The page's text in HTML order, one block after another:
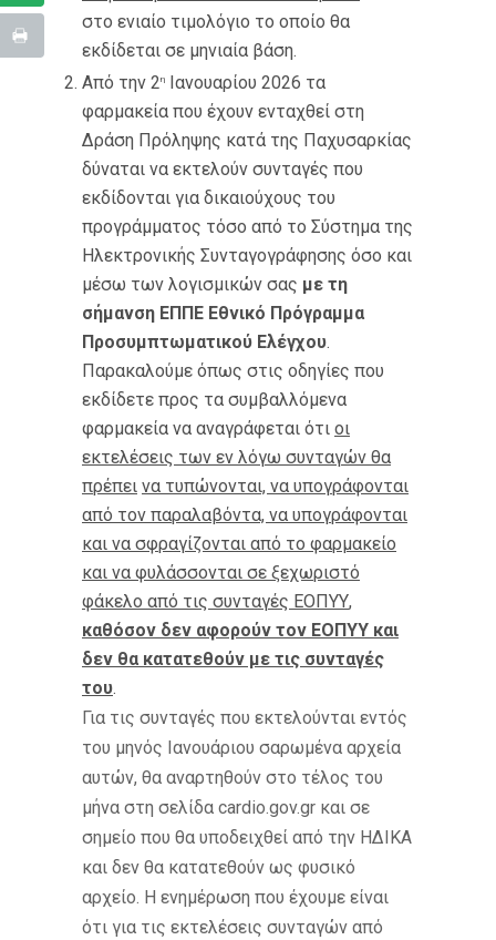
στο ενιαίο τιμολόγιο το οποίο θα
εκδίδεται σε μηνιαία βάση.
Από την 2η
Ιανουαρίου 2026 τα
φαρμακεία που έχουν ενταχθεί στη
Δράση Πρόληψης κατά της Παχυσαρκίας
δύναται να εκτελούν συνταγές που
εκδίδονται για δικαιούχους του
προγράμματος τόσο από το Σύστημα της
Ηλεκτρονικής Συνταγογράφησης όσο και
μέσω των λογισμικών σας με τη
σήμανση ΕΠΠΕ Εθνικό Πρόγραμμα
Προσυμπτωματικού Ελέγχου.
Παρακαλούμε όπως στις οδηγίες που
εκδίδετε προς τα συμβαλλόμενα
φαρμακεία να αναγράφεται ότι οι
εκτελέσεις των εν λόγω συνταγών θα
πρέπει να τυπώνονται, να υπογράφονται
από τον παραλαβόντα, να υπογράφονται
και να σφραγίζονται από το φαρμακείο
και να φυλάσσονται σε ξεχωριστό
φάκελο από τις συνταγές ΕΟΠΥΥ,
καθόσον δεν αφορούν τον ΕΟΠΥΥ και
δεν θα κατατεθούν με τις συνταγές
του.
Για τις συνταγές που εκτελούνται εντός
του μηνός Ιανουάριου σαρωμένα αρχεία
αυτών, θα αναρτηθούν στο τέλος του
μήνα στη σελίδα cardio.gov.gr και σε
σημείο που θα υποδειχθεί από την ΗΔΙΚΑ
και δεν θα κατατεθούν ως φυσικό
αρχείο. Η ενημέρωση που έχουμε είναι
ότι για τις εκτελέσεις συνταγών από